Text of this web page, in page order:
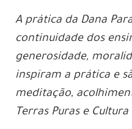
A prática da Dana
continuidade dos
generosidade,
inspiram a prática e
meditação,
Terras Puras e Cultura